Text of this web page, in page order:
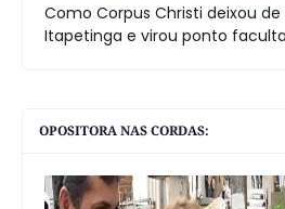
Como Corpus Christi deixou
Itapetinga e virou ponto
OPOSITORA NAS CORDAS: